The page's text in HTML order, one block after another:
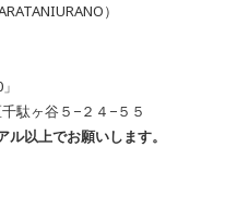
）
駄ヶ谷５−２４−５５
以上でお願いします。